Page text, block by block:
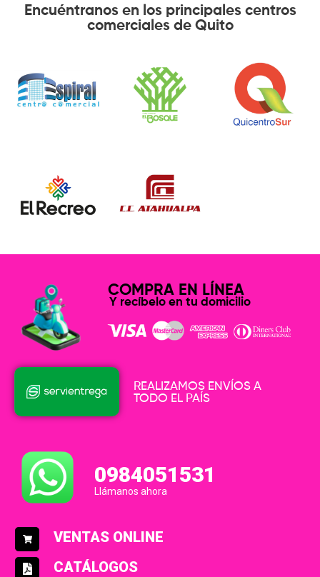
Encuéntranos en los principales centros
comerciales de Quito
COMPRA EN LÍNEA
Y recíbelo en tu domicilio
REALIZAMOS ENVÍOS A
TODO EL PAÍS
0984051531
Llámanos ahora
VENTAS ONLINE
CATÁLOGOS